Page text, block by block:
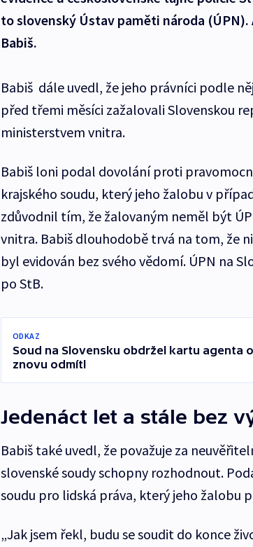
to slovenský Ústav paměti národa
Babiš.
Babiš dále uvedl, že jeho právníci podle
před třemi měsíci zažalovali Slovenskou
ministerstvem vnitra.
Babiš loni podal dovolání proti
krajského soudu, který jeho žalobu v
zdůvodnil tím, že žalovaným neměl být
vnitra. Babiš dlouhodobě trvá na tom, že
byl evidován bez svého vědomí. ÚPN na
po StB.
ODKAZ
Soud na Slovensku obdržel kartu agenta
znovu odmítl
Jedenáct let a stále bez
Babiš také uvedl, že považuje za
slovenské soudy schopny rozhodnout.
soudu pro lidská práva, který jeho žalobu
„Jak jsem řekl, budu se soudit do konce